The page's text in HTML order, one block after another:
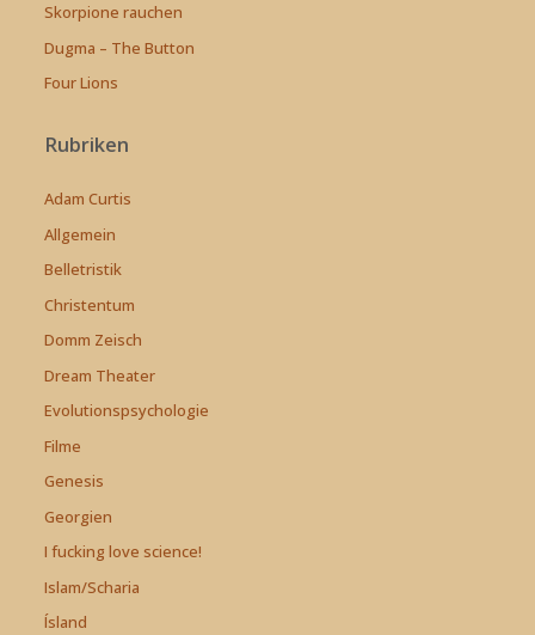
Skorpione rauchen
Dugma – The Button
Four Lions
Rubriken
Adam Curtis
Allgemein
Belletristik
Christentum
Domm Zeisch
Dream Theater
Evolutionspsychologie
Filme
Genesis
Georgien
I fucking love science!
Islam/Scharia
Ísland